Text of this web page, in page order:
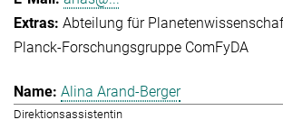
Abteilung für
Planck-Forschungsgruppe ComFyDA
Alina Arand-Berger
Direktionsassistentin